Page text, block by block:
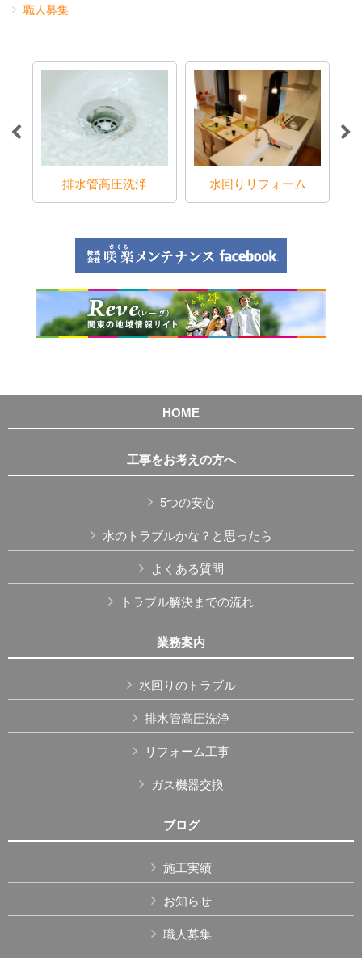
職人募集
排水管高圧洗浄 水回りリフォーム
HOME
工事をお考えの方へ
5つの安心
水のトラブルかな？と思ったら
よくある質問
トラブル解決までの流れ
業務案内
水回りのトラブル
排水管高圧洗浄
リフォーム工事
ガス機器交換
ブログ
施工実績
お知らせ
職人募集